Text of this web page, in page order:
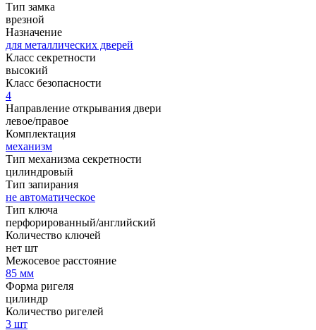
Тип замка
врезной
Назначение
для металлических дверей
Класс секретности
высокий
Класс безопасности
4
Направление открывания двери
левое/правое
Комплектация
механизм
Тип механизма секретности
цилиндровый
Тип запирания
не автоматическое
Тип ключа
перфорированный/английский
Количество ключей
нет шт
Межосевое расстояние
85 мм
Форма ригеля
цилиндр
Количество ригелей
3 шт